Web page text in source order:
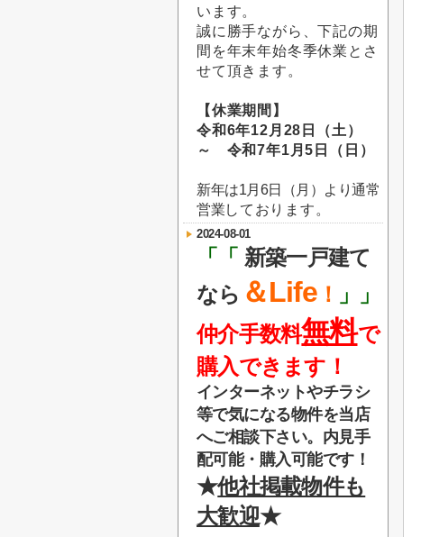
います。
誠に勝手ながら、下記の期
間を年末年始冬季休業とさ
せて頂きます。
【休業期間】
令和6年12月28日（土）
～ 令和7年1月5日（日）
新年は1月6日（月）より通常
営業しております。
2024-08-01
「「 新築一戸建て
なら ＆Life！ 」」
仲介手数料無料で
購入できます！
インターネットやチラシ
等で気になる物件を当店
へご相談下さい。内見手
配可能・購入可能です！
★他社掲載物件も
大歓迎★